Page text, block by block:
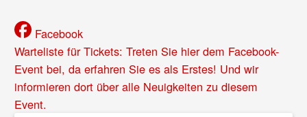
Facebook
Warteliste für Tickets: Treten Sie hier dem Facebook-
Event bei, da erfahren Sie es als Erstes! Und wir
informieren dort über alle Neuigkeiten zu diesem
Event.